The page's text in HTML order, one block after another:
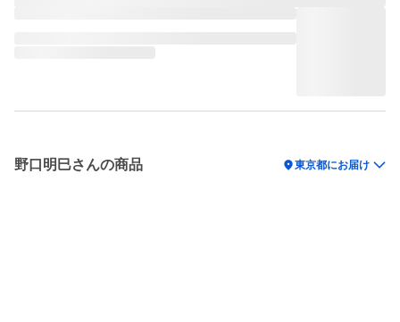
野口明巳さんの商品 location_on東京都にお届け